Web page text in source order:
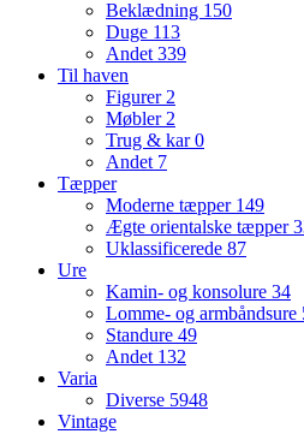
Beklædning 150
Duge 113
Andet339
Til haven
Figurer2
Møbler2
Trug & kar0
Andet 7
Tæpper
Moderne tæpper 149
Ægte orientalske tæpper
Uklassificerede 87
Ure
Kamin- og konsolure 34
Lomme- og armbåndsure
Standure 49
Andet 132
Varia
Diverse 5948
Vintage